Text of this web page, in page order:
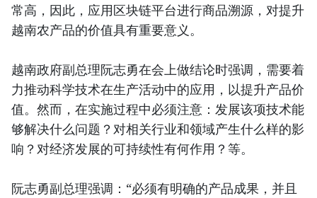
常高，因此，应用区块链平台进行商品溯源，对提升
越南农产品的价值具有重要意义。
越南政府副总理阮志勇在会上做结论时强调，需要着
力推动科学技术在生产活动中的应用，以提升产品价
值。然而，在实施过程中必须注意：发展该项技术能
够解决什么问题？对相关行业和领域产生什么样的影
响？对经济发展的可持续性有何作用？等。
阮志勇副总理强调：“必须有明确的产品成果，并且